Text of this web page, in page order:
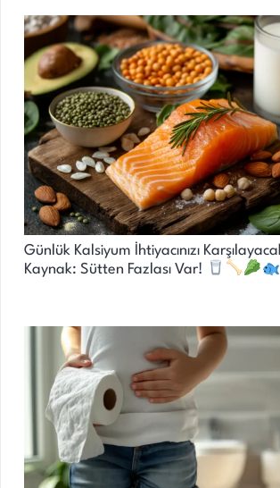
Günlük Kalsiyum İhtiyacınızı
Kaynak: Sütten Fazlası Var!